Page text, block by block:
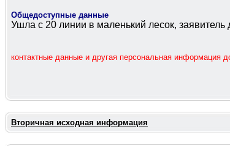
Общедоступные данные
Ушла с 20 линии в маленький лесок, заявитель
контактные данные и другая персональная информация
Вторичная исходная информация